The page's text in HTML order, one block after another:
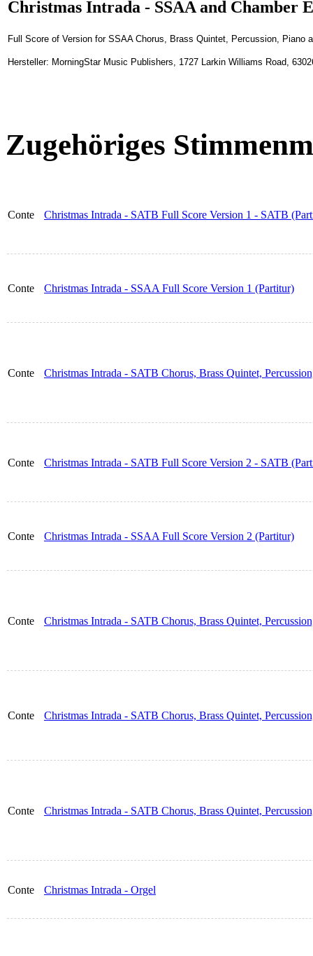
Christmas Intrada - SSAA and Chamber
Full Score of Version for SSAA Chorus, Brass Quintet, Percussion, Piano
Hersteller: MorningStar Music Publishers, 1727 Larkin Williams Road,
Zugehöriges
Conte Christmas Intrada - SATB Full Score Version 1 - SATB
Conte Christmas Intrada - SSAA Full Score Version 1 (Partitur)
Conte Christmas Intrada - SATB Chorus, Brass Quintet,
Conte Christmas Intrada - SATB Full Score Version 2 - SATB
Conte Christmas Intrada - SSAA Full Score Version 2 (Partitur)
Conte Christmas Intrada - SATB Chorus, Brass Quintet,
Conte Christmas Intrada - SATB Chorus, Brass Quintet,
Conte Christmas Intrada - SATB Chorus, Brass Quintet,
Conte Christmas Intrada - Orgel